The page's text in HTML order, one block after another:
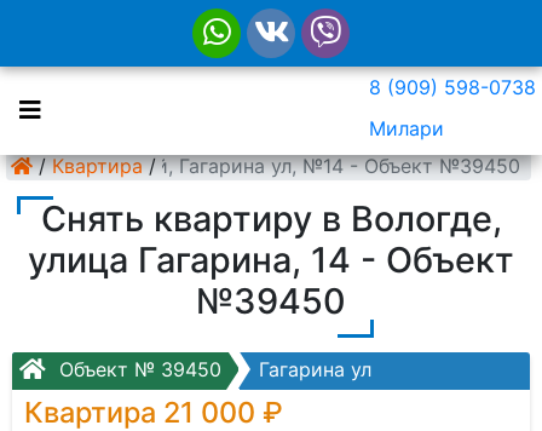
8 (909) 598-0738
Милари
/ Квартира /
Ленинградский, Гагарина ул, №14 - Объект №39450
Снять квартиру в Вологде,
улица Гагарина, 14 - Объект
№39450
Объект № 39450 Гагарина ул
Квартира 21 000 ₽